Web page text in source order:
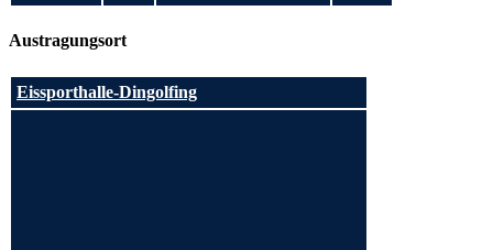
Austragungsort
Eissporthalle-Dingolfing